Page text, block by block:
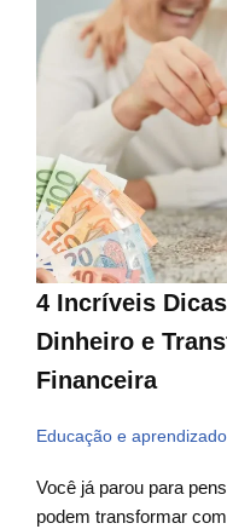
4 Incríveis
Dinheiro e
Financeira
Educação e aprendizado
Você já parou para
podem transformar